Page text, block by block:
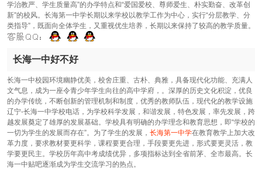
学治教严、学生质量高”的办学特点和“爱国爱校、尊师爱生、朴实勤奋、改革创
新”的校风。长海第一中学长期以来学校以教学工作为中心，实行“分层教学、分
类指导”，既面向全体学生，又重视优生培养，长期以来保持了较高的教学质量。
长海一中好不好
长海一中校园环境幽静优美，校舍庄重、古朴、典雅，具备现代化功能、充满人
文气息，成为一座令青少年学生向往的高中学府，。深厚的历史文化积淀，优良
的办学传统，不断创新的管理机制和制度，优秀的教师队伍，现代化的教学设施
辽宁-长海一中学校电话，为学校科学发展，和谐发展，特色发展，率先发展，跨
越发展奠定了雄厚的发展基础。学校具有明确的办学理念和教育思想，即“学校的
一切为学生的发展而存在”。为了学生的发展， 长海第一中学在教育教学上加大改
革力度，要求教材要更科学，课程要更合理，手段要更先进，形式要更灵活，教
学要更民主。学校历年高中考成绩优异，多项指标达到全省前茅、全市最高。长
海一中贴吧逐渐成为学生交流学习的热点。